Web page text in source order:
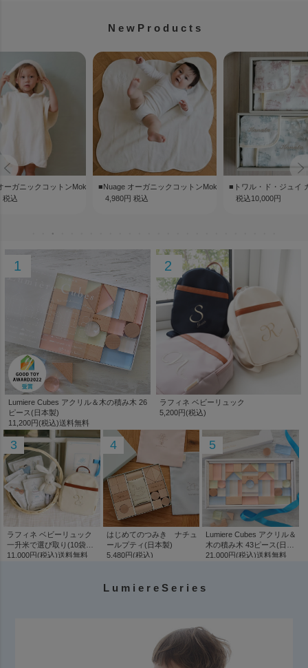
N e w P r o d u c t s
ーガニックコットンMokuMoku バスポンチョ
税込
■Nuage オーガニックコットンMokuMoku フード付きバスタ
4,980円 税込
■トワル・ド・ジュイ
税込10,000円
L u m i e r e S e r i e s